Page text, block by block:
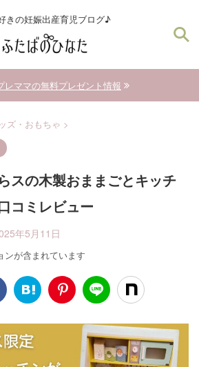
きの妊娠出産育児ブログ♪
レママの無料プレゼント情報
ズ・おもちゃ >
スの木製おままごとキッチ
コミレビュー
年5月11日
ンが含まれています